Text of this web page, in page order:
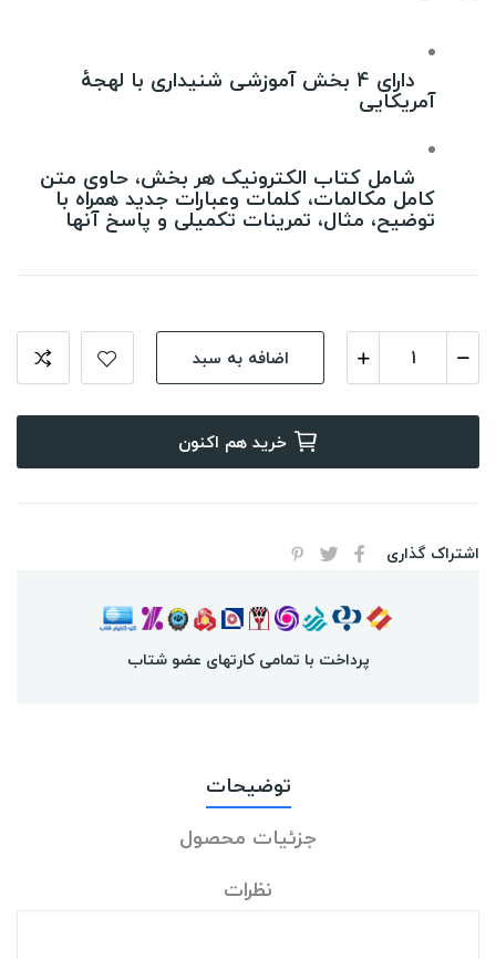
دارای 4 بخش آموزشی شنیداری با لهجۀ
آمریکایی
شامل کتاب الکترونیک هر بخش، حاوی متن
کامل مکالمات، کلمات وعبارات جدید همراه با
توضیح، مثال، تمرینات تکمیلی و پاسخ آنها
اضافه به سبد
خرید هم اکنون
اشتراک گذاری
پرداخت با تمامی کارتهای عضو شتاب
توضیحات
جزئیات محصول
نظرات